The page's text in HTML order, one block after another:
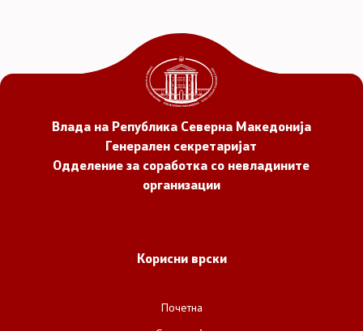
Влада на Република Северна Македонија
Генерален секретаријат
Одделение за соработка со невладините
организации
Корисни врски
Почетна